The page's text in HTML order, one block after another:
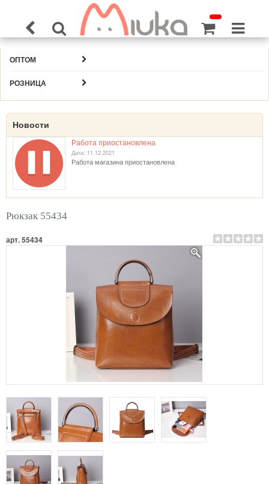
ОПТОМ
РОЗНИЦА
Новости
Работа приостановлена
Дата: 11.12.2021
Работа магазина приостановлена
Рюкзак 55434
арт. 55434